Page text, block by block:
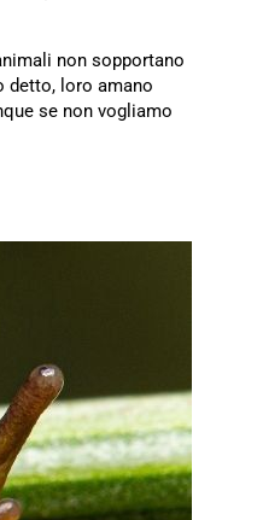
non sopportano
detto, loro amano
se non vogliamo